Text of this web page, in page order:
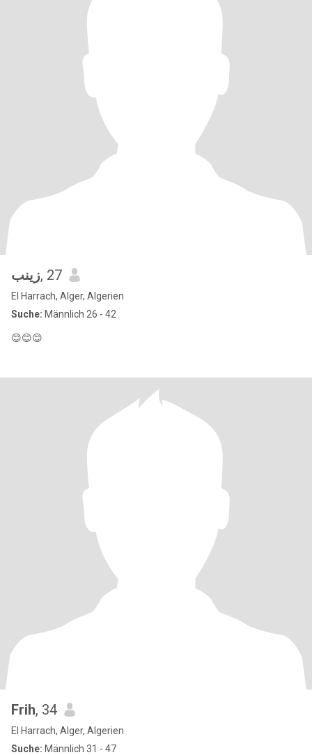
زينب, 27
El Harrach, Alger, Algerien
Suche: Männlich 26 - 42
😊😊😊
Frih, 34
El Harrach, Alger, Algerien
Suche: Männlich 31 - 47